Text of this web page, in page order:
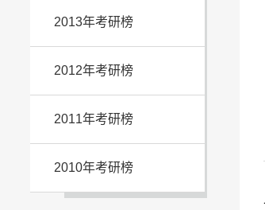
2013年考研榜
2012年考研榜
2011年考研榜
2010年考研榜